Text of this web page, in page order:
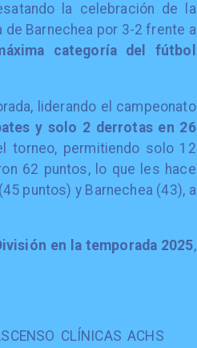
la celebración de la
Barnechea por 3-2 frente a
categoría del fútbol
liderando el campeonato
y solo 2 derrotas en 26
torneo, permitiendo solo 12
62 puntos, lo que les hace
puntos) y Barnechea (43), a
en la temporada 2025,
CLÍNICAS ACHS